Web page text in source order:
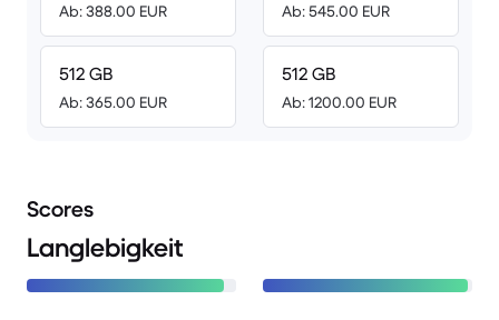
Ab: 388.00 EUR
512 GB
Ab: 365.00 EUR
Ab: 545.00 EUR
512 GB
Ab: 1200.00 EUR
Scores
Langlebigkeit